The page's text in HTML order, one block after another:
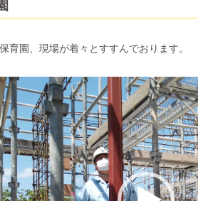
育園、現場が着々とすすんでおります。